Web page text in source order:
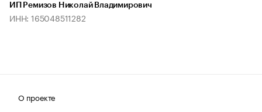
ИП Ремизов Николай Владимирович
ИНН: 165048511282
О проекте